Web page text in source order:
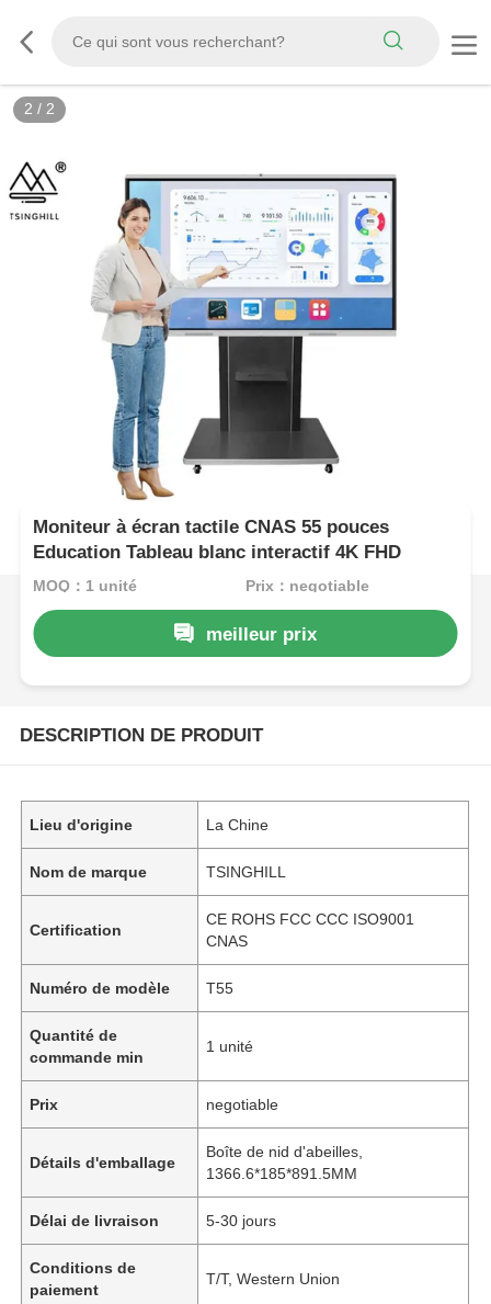
2 / 2
Moniteur à écran tactile CNAS 55 pouces
Education Tableau blanc interactif 4K FHD
MOQ：1 unité Prix：negotiable
meilleur prix
DESCRIPTION DE PRODUIT
Lieu d'origine La Chine
Nom de marque TSINGHILL
Certification
CE ROHS FCC CCC ISO9001
CNAS
Numéro de modèle T55
Quantité de
commande min
1 unité
Prix negotiable
Détails d'emballage
Boîte de nid d'abeilles,
1366.6*185*891.5MM
Délai de livraison 5-30 jours
Conditions de
paiement
T/T, Western Union